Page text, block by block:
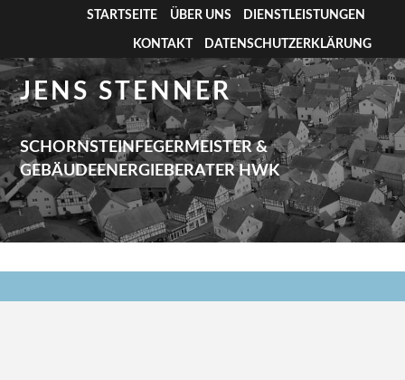
STARTSEITE ÜBER UNS DIENSTLEISTUNGEN
KONTAKT DATENSCHUTZERKLÄRUNG
JENS STENNER
SCHORNSTEINFEGERMEISTER &
GEBÄUDEENERGIEBERATER HWK